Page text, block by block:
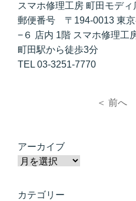
スマホ修理工房 町田モディ
郵便番号 〒194-0013 東京
−６ 店内 1階 スマホ修理工
町田駅から徒歩3分
TEL 03-3251-7770
＜ 前へ
アーカイブ
カテゴリー